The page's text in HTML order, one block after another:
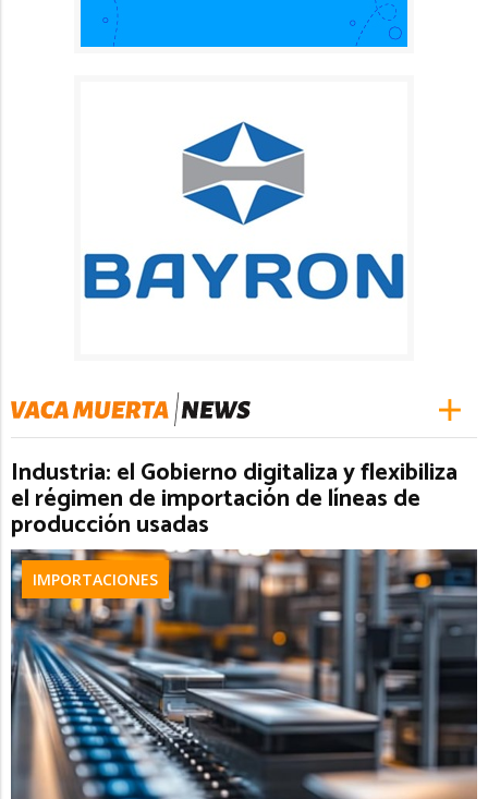
Industria: el Gobierno digitaliza y flexibiliza
el régimen de importación de líneas de
producción usadas
IMPORTACIONES